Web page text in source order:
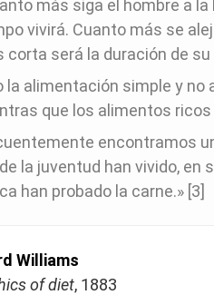
más siga el hombre a
vivirá. Cuanto más se
corta será la duración de
la alimentación simple y no
que los alimentos
encontramos
la juventud han vivido, en
han probado la carne.» [3]
Williams
of diet, 1883